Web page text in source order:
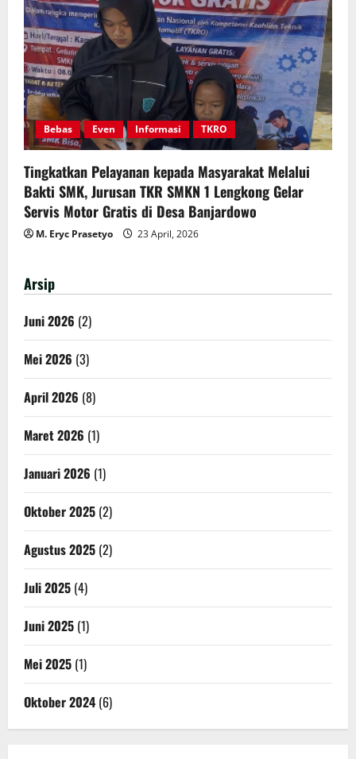
Bebas Even Informasi TKRO
Tingkatkan Pelayanan kepada Masyarakat Melalui
Bakti SMK, Jurusan TKR SMKN 1 Lengkong Gelar
Servis Motor Gratis di Desa Banjardowo
M. Eryc Prasetyo 23 April, 2026
Arsip
Juni 2026 (2)
Mei 2026 (3)
April 2026 (8)
Maret 2026 (1)
Januari 2026 (1)
Oktober 2025 (2)
Agustus 2025 (2)
Juli 2025 (4)
Juni 2025 (1)
Mei 2025 (1)
Oktober 2024 (6)